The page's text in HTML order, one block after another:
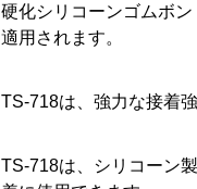
硬化シリコーンゴムボ
適用されます。
TS-718は、強力な接着
TS-718は、シリコーン